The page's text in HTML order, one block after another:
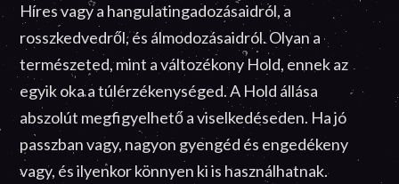
Híres vagy a hangulatingadozásaidról, a
rosszkedvedről, és álmodozásaidról. Olyan a
természeted, mint a változékony Hold, ennek az
egyik oka a túlérzékenységed. A Hold állása
abszolút megfigyelhető a viselkedéseden. Ha jó
passzban vagy, nagyon gyengéd és engedékeny
vagy, és ilyenkor könnyen ki is használhatnak.